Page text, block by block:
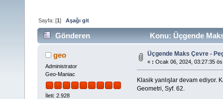
Sayfa: [1]Aşağı git
Gönderen Konu: Üçgende
geo
Administrator
Geo-Maniac
İleti: 2.928
Üçgende Maks Çevre -
« : Ocak 06, 2024, 03:27:35
Klasik yanlışlar devam ediyor.
Geometri, Syf. 62.